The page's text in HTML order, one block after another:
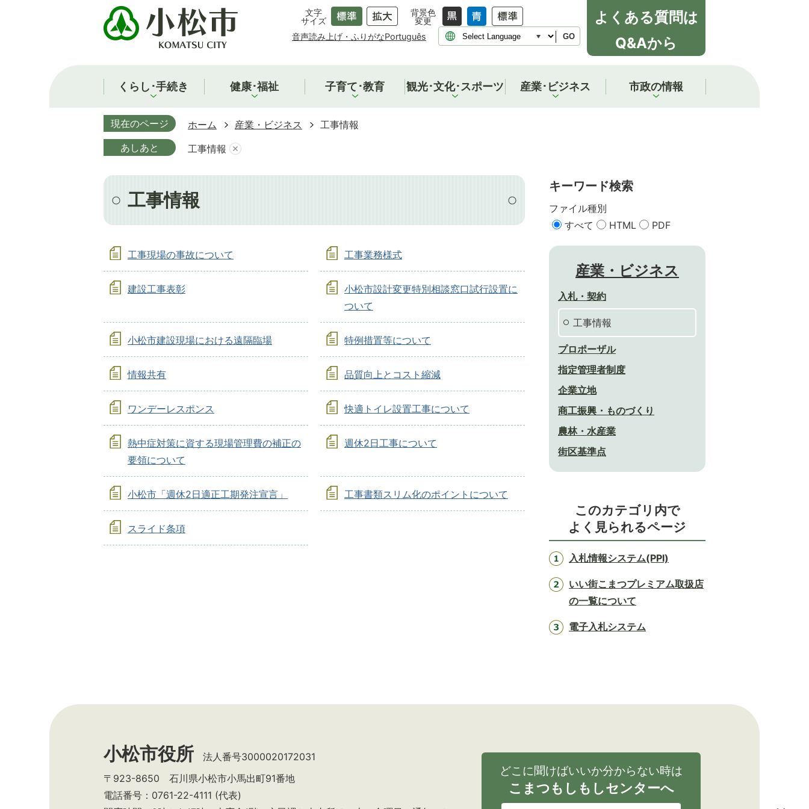
文字
サイズ
背景色
変更
音声読み上げ・ふりがなPortuguês GO
よくある質問は
Q&Aから
くらし･手続き 健康･福祉 子育て･教育 観光･文化･スポーツ 産業･ビジネス 市政の情報
現在のページ ホーム 産業・ビジネス
工事情報
あしあと
工事情報
工事情報
工事現場の事故について 工事業務様式
建設工事表彰
小松市設計変更特別相談窓口試行設置に
ついて
小松市建設現場における遠隔臨場 特例措置等について
情報共有 品質向上とコスト縮減
ワンデーレスポンス 快適トイレ設置工事について
熱中症対策に資する現場管理費の補正の
要領について
週休2日工事について
小松市「週休2日適正工期発注宣言」 工事書類スリム化のポイントについて
スライド条項
キーワード検索
ファイル種別
すべて
HTML PDF
産業・ビジネス
入札・契約
工事情報
プロポーザル
指定管理者制度
企業立地
商工振興・ものづくり
農林・水産業
街区基準点
このカテゴリ内で
よく見られるページ
入札情報システム(PPI)
いい街こまつプレミアム取扱店
の一覧について
電子入札システム
小松市役所
法人番号3000020172031
〒923-8650 石川県小松市小馬出町91番地
電話番号：0761-22-4111 (代表)
どこに聞けばいいか分からない時は
こまつもしもしセンターへ